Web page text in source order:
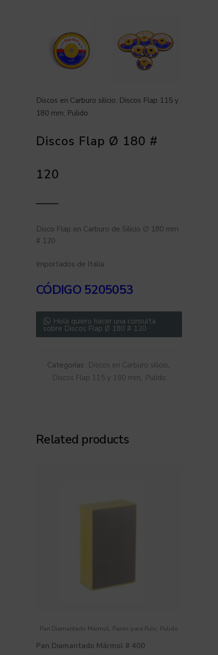
Discos en Carburo silicio, Discos Flap 115 y
180 mm, Pulido
Discos Flap Ø 180 #
120
Disco Flap en Carburo de Silicio ∅ 180 mm
# 120
Importados de Italia
CÓDIGO5205053
Hola quiero hacer una consulta
sobre Discos Flap Ø 180 # 120
Categorías: Discos en Carburo silicio,
Discos Flap 115 y 180 mm, Pulido
Related products
Pan Diamantado Mármol, Panes para Pulir, Pulido
Pan Diamantado Mármol # 400